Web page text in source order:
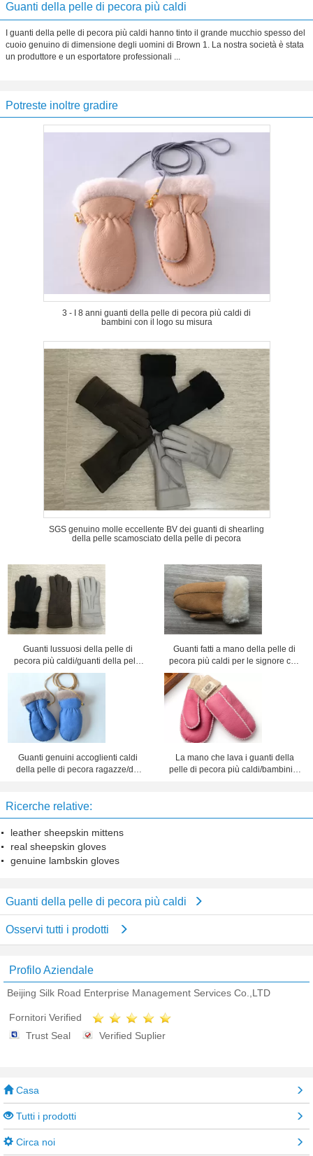
Guanti della pelle di pecora più caldi
I guanti della pelle di pecora più caldi hanno tinto il grande mucchio spesso del
cuoio genuino di dimensione degli uomini di Brown 1. La nostra società è stata
un produttore e un esportatore professionali ...
Potreste inoltre gradire
3 - I 8 anni guanti della pelle di pecora più caldi di
bambini con il logo su misura
SGS genuino molle eccellente BV dei guanti di shearling
della pelle scamosciato della pelle di pecora
Guanti lussuosi della pelle di
pecora più caldi/guanti della pelle
di pecora donne di cuoio del nero
Guanti fatti a mano della pelle di
pecora più caldi per le signore con
le dimensioni 5 - 6cm del polsino
Guanti genuini accoglienti caldi
della pelle di pecora ragazze/dei
La mano che lava i guanti della
pelle di pecora più caldi/bambini a
Ricerche relative:
leather sheepskin mittens
real sheepskin gloves
genuine lambskin gloves
Guanti della pelle di pecora più caldi
Osservi tutti i prodotti
Profilo Aziendale
Beijing Silk Road Enterprise Management Services Co.,LTD
Fornitori Verified
Trust Seal
Verified Suplier
Casa
Tutti i prodotti
Circa noi